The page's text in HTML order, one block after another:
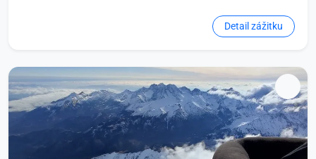
Detail zážitku